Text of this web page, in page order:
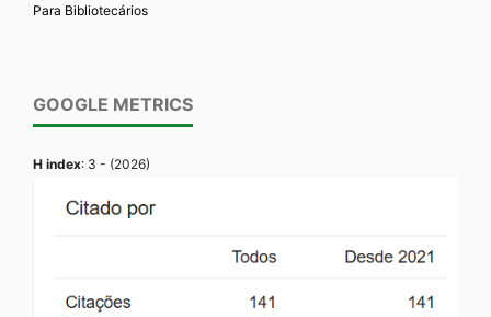
Para Bibliotecários
GOOGLE METRICS
H index: 3 - (2026)